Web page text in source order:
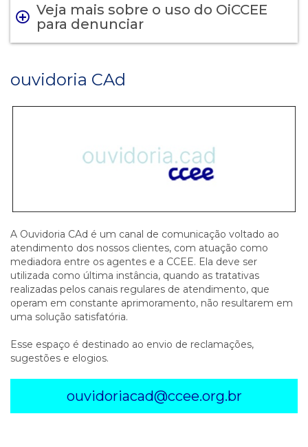
Veja mais sobre o uso do OiCCEE
para denunciar
ouvidoria CAd
A Ouvidoria CAd é um canal de comunicação voltado ao
atendimento dos nossos clientes, com atuação como
mediadora entre os agentes e a CCEE. Ela deve ser
utilizada como última instância, quando as tratativas
realizadas pelos canais regulares de atendimento, que
operam em constante aprimoramento, não resultarem em
uma solução satisfatória.
Esse espaço é destinado ao envio de reclamações,
sugestões e elogios.
ouvidoriacad@ccee.org.br